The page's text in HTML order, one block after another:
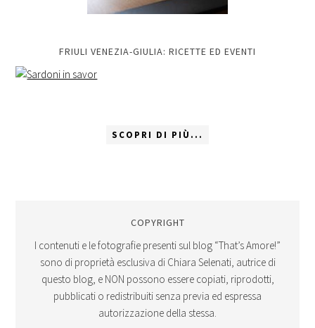
FRIULI VENEZIA-GIULIA: RICETTE ED EVENTI
SCOPRI DI PIÙ...
COPYRIGHT
I contenuti e le fotografie presenti sul blog “That’s Amore!”
sono di proprietà esclusiva di Chiara Selenati, autrice di
questo blog, e NON possono essere copiati, riprodotti,
pubblicati o redistribuiti senza previa ed espressa
autorizzazione della stessa.